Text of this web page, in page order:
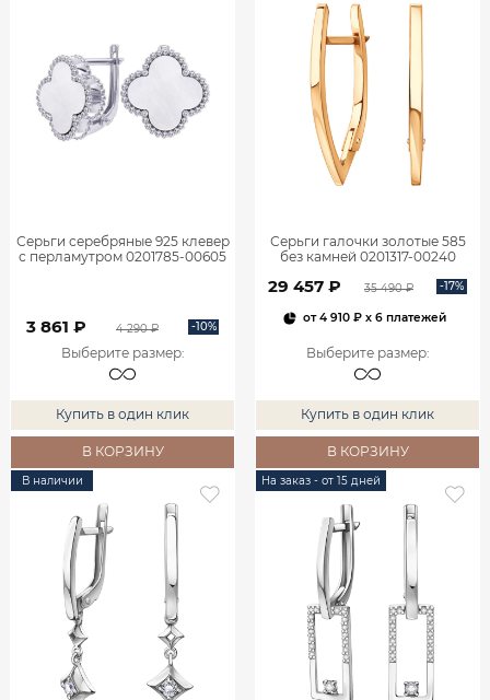
Серьги серебряные 925 клевер
с перламутром 0201785-00605
3 861 ₽ 4 290 ₽ -10%
Выберите размер:
Купить в один клик
В КОРЗИНУ
Серьги галочки золотые 585
без камней 0201317-00240
29 457 ₽ 35 490 ₽ -17%
от4 910 ₽x 6 платежей
Выберите размер:
Купить в один клик
В КОРЗИНУ
В наличии На заказ - от 15 дней